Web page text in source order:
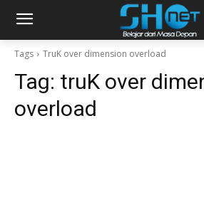
Tags TruK over dimension overload
Tag: truK over
overload